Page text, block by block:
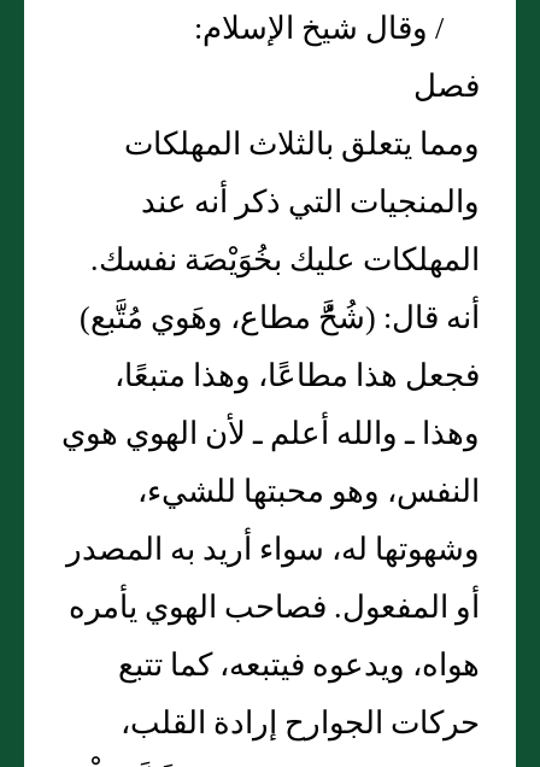
/ وقال شيخ الإسلام‏:‏
فصل
ومما يتعلق بالثلاث المهلكات
والمنجيات التي ذكر أنه عند
المهلكات عليك بخُوَيْصَة نفسك‏.‏
أنه قال‏:‏ ‏(‏شُحَُّ مطاع، وهَوي مُتَّبع‏)‏
فجعل هذا مطاعًا، وهذا متبعًا،
وهذا ـ والله أعلم ـ لأن الهوي هوي
النفس، وهو محبتها للشيء،
وشهوتها له، سواء أريد به المصدر
أو المفعول‏.‏ فصاحب الهوي يأمره
هواه، ويدعوه فيتبعه، كما تتبع
حركات الجوارح إرادة القلب،